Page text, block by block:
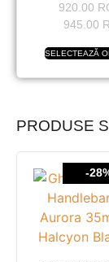
920.00
945.00
SELECTEAZĂ
PRODUSE
-